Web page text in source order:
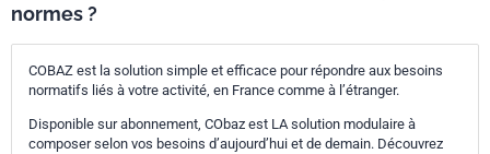
normes ?
COBAZ est la solution simple et efficace pour répondre aux besoins
normatifs liés à votre activité, en France comme à l’étranger.
Disponible sur abonnement, CObaz est LA solution modulaire à
composer selon vos besoins d’aujourd’hui et de demain. Découvrez